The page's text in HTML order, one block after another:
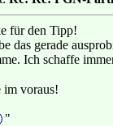
für den Tipp!
das gerade
Ich schaffe
im voraus!
"